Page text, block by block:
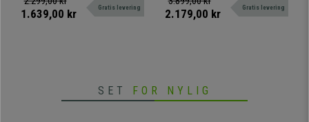
kvalitet. Hurtig levering!
1.639,00 kr Gratis levering
udførelse og komfort.
2.179,00 kr Gratis levering
SET FOR NYLIG